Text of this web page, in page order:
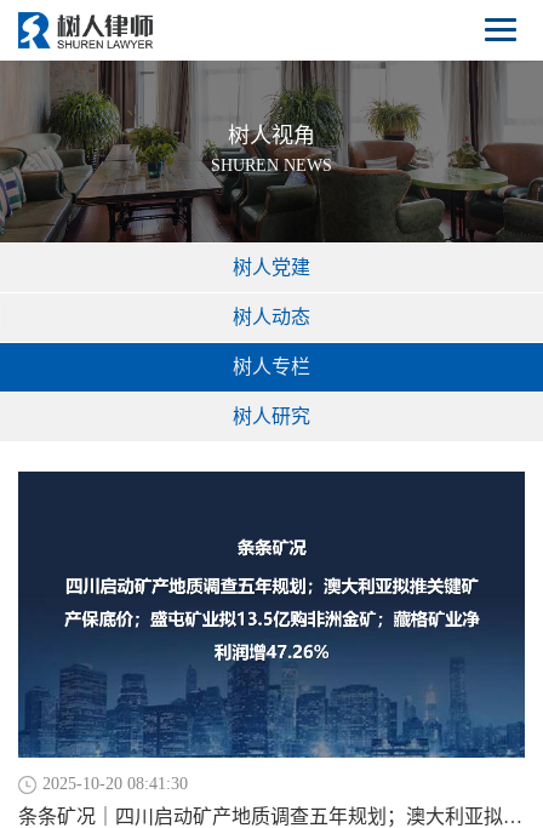
树人视角
SHUREN NEWS
树人党建
树人动态
树人专栏
树人研究
2025-10-20 08:41:30
条条矿况｜四川启动矿产地质调查五年规划；澳大利亚拟推关键矿产保底价；盛屯矿业拟13.5亿购非洲金矿；藏格矿业净利润增47.26%